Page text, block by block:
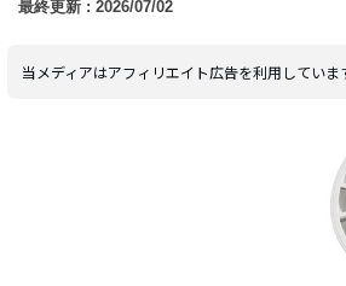
2026/07/02
当メディアはアフィリエイト広告を利用していま